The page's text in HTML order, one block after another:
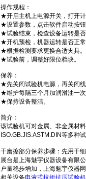
操作规程：
★开启主机上电源开关，打开
★设置参数，点击软件启动按
★试验结束，检查设备运转是
★开机预检，机器运转是否正
★根据检测要求更换合适夹具。
★试验前，调整好限位档块。
保养：
★先关闭试验机电源，再关闭
★维护每隔三个月加润滑油一
★保持设备整洁。
简介：
该试验机可对金属、非金属材
ISO.GB.JIS.ASTM.DIN等多种
干磨擦部分保养步骤：先用干
展台是上海魅宇仪器设备有限
户量稳步增加，上海魅宇仪器
相关设备电液式抗折抗压试验机